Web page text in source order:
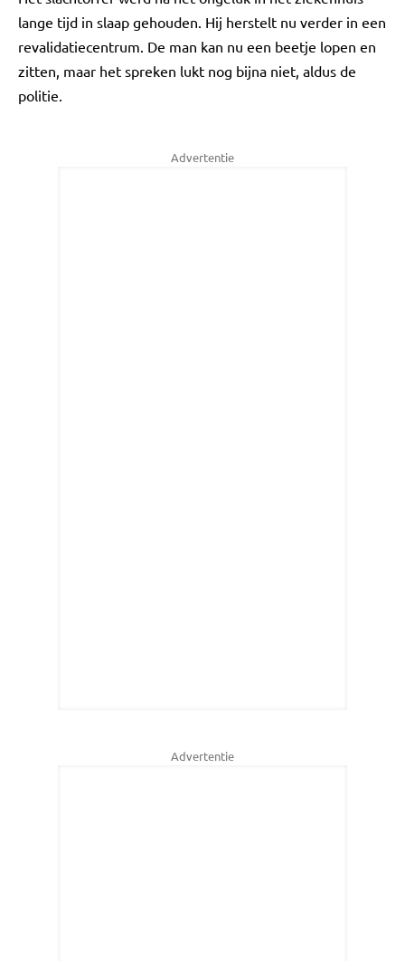
lange tijd in slaap gehouden. Hij herstelt nu verder in een
revalidatiecentrum. De man kan nu een beetje lopen en
zitten, maar het spreken lukt nog bijna niet, aldus de
politie.
Advertentie
Advertentie